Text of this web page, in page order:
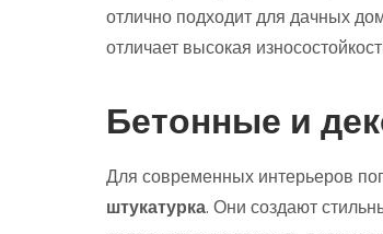
отлично подходит для дачных
отличает высокая
Бетонные и
Для современных интерьеров
штукатурка. Они создают